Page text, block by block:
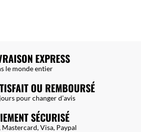
EXPRESS
le monde entier
OU REMBOURSÉ
pour changer d’avis
SÉCURISÉ
Mastercard, Visa, Paypal